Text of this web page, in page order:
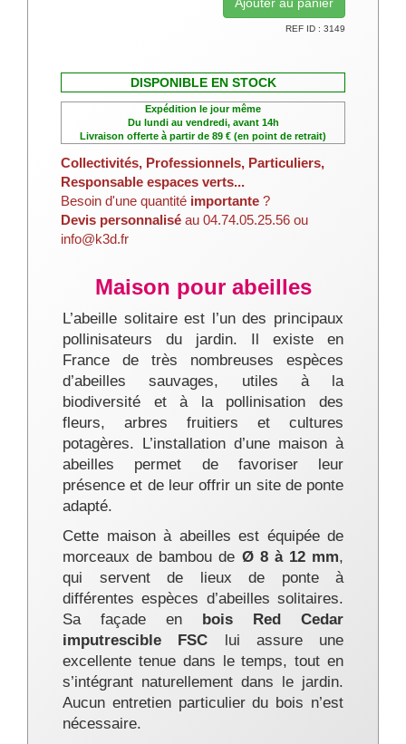
REF ID : 3149
DISPONIBLE EN STOCK
Expédition le jour même
Du lundi au vendredi, avant 14h
Livraison offerte à partir de 89 € (en point de retrait)
Collectivités, Professionnels, Particuliers,
Responsable espaces verts...
Besoin d'une quantité importante ?
Devis personnalisé au 04.74.05.25.56 ou
info@k3d.fr
Maison pour abeilles
L’abeille solitaire est l’un des principaux
pollinisateurs du jardin. Il existe en
France de très nombreuses espèces
d’abeilles sauvages, utiles à la
biodiversité et à la pollinisation des
fleurs, arbres fruitiers et cultures
potagères. L’installation d’une maison à
abeilles permet de favoriser leur
présence et de leur offrir un site de ponte
adapté.
Cette maison à abeilles est équipée de
morceaux de bambou de Ø 8 à 12 mm,
qui servent de lieux de ponte à
différentes espèces d’abeilles solitaires.
Sa façade en bois Red Cedar
imputrescible FSC lui assure une
excellente tenue dans le temps, tout en
s’intégrant naturellement dans le jardin.
Aucun entretien particulier du bois n’est
nécessaire.